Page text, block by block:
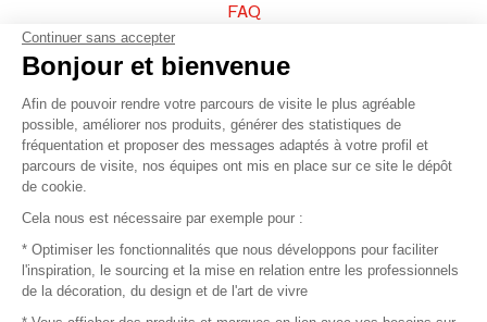
FAQ
Vendez vos produits
Plan du site
© 2016 –Organisation SAFI
Recrutement
Continuer sans accepter
Bonjour et bienvenue
Afin de pouvoir rendre votre parcours de visite le plus agréable
possible, améliorer nos produits, générer des statistiques de
fréquentation et proposer des messages adaptés à votre profil et
parcours de visite, nos équipes ont mis en place sur ce site le dépôt
de cookie.
Cela nous est nécessaire par exemple pour :
* Optimiser les fonctionnalités que nous développons pour faciliter
l'inspiration, le sourcing et la mise en relation entre les professionnels
de la décoration, du design et de l'art de vivre